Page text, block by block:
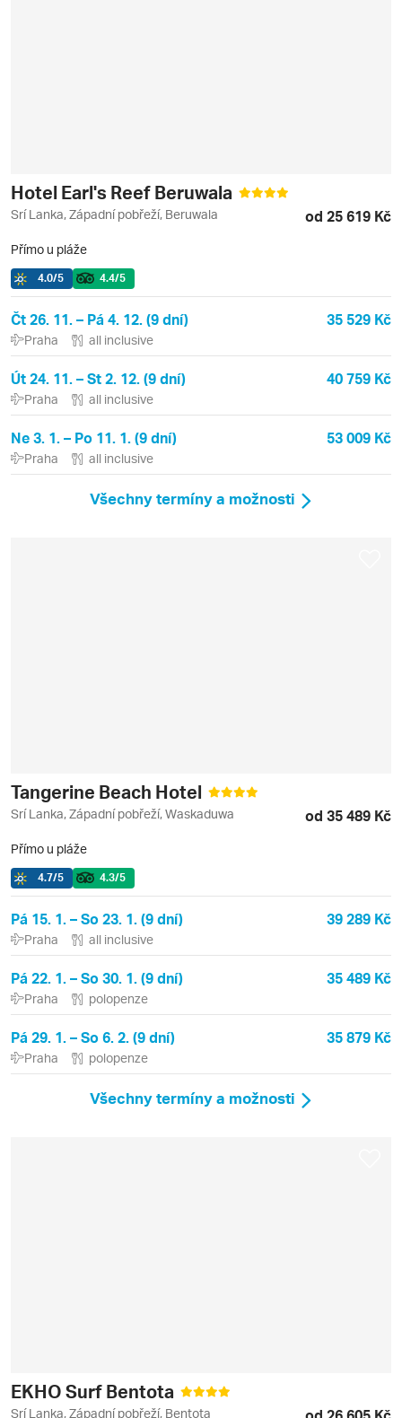
Hotel Earl's Reef Beruwala
Srí Lanka, Západní pobřeží, Beruwala od 25 619 Kč
Přímo u pláže
4.0/5 4.4/5
Čt 26. 11. – Pá 4. 12. (9 dní) 35 529 Kč
Praha all inclusive
Út 24. 11. – St 2. 12. (9 dní) 40 759 Kč
Praha all inclusive
Ne 3. 1. – Po 11. 1. (9 dní) 53 009 Kč
Praha all inclusive
Všechny termíny a možnosti
Tangerine Beach Hotel
Srí Lanka, Západní pobřeží, Waskaduwa od 35 489 Kč
Přímo u pláže
4.7/5 4.3/5
Pá 15. 1. – So 23. 1. (9 dní) 39 289 Kč
Praha all inclusive
Pá 22. 1. – So 30. 1. (9 dní) 35 489 Kč
Praha polopenze
Pá 29. 1. – So 6. 2. (9 dní) 35 879 Kč
Praha polopenze
Všechny termíny a možnosti
EKHO Surf Bentota
Srí Lanka, Západní pobřeží, Bentota